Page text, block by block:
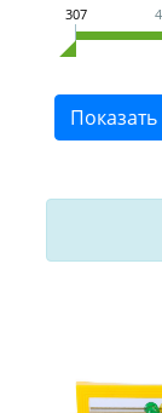
307